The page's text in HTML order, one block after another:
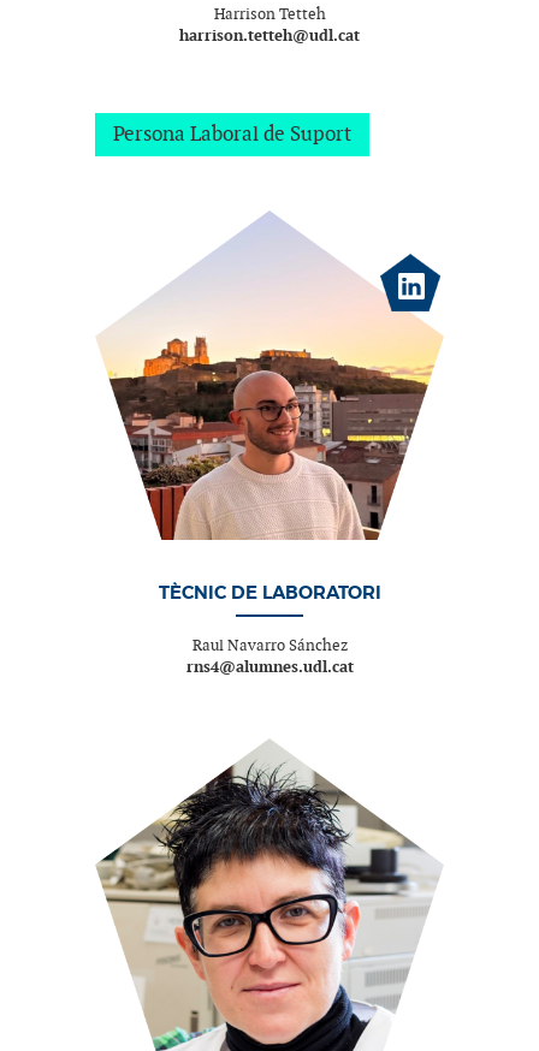
Harrison Tetteh
harrison.tetteh@udl.cat
Persona Laboral de Suport
TÈCNIC DE LABORATORI
Raul Navarro Sánchez
rns4@alumnes.udl.cat